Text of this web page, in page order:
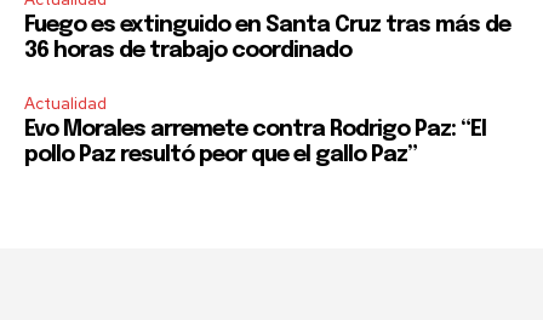
Fuego es extinguido en Santa Cruz tras más de
36 horas de trabajo coordinado
Actualidad
Evo Morales arremete contra Rodrigo Paz: “El
pollo Paz resultó peor que el gallo Paz”